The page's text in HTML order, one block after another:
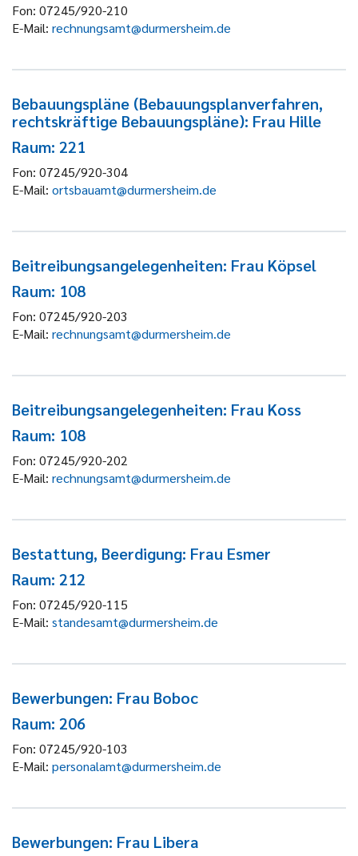
Fon: 07245/920-210
E-Mail: rechnungsamt@durmersheim.de
Bebauungspläne (Bebauungsplanverfahren,
rechtskräftige Bebauungspläne): Frau Hille
Raum: 221
Fon: 07245/920-304
E-Mail: ortsbauamt@durmersheim.de
Beitreibungsangelegenheiten: Frau Köpsel
Raum: 108
Fon: 07245/920-203
E-Mail: rechnungsamt@durmersheim.de
Beitreibungsangelegenheiten: Frau Koss
Raum: 108
Fon: 07245/920-202
E-Mail: rechnungsamt@durmersheim.de
Bestattung, Beerdigung: Frau Esmer
Raum: 212
Fon: 07245/920-115
E-Mail: standesamt@durmersheim.de
Bewerbungen: Frau Boboc
Raum: 206
Fon: 07245/920-103
E-Mail: personalamt@durmersheim.de
Bewerbungen: Frau Libera